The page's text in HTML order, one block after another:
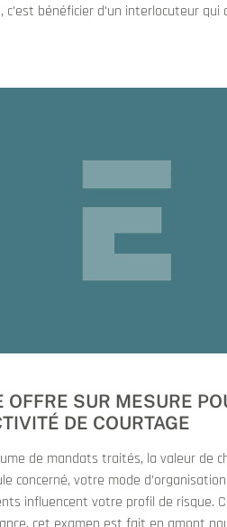
bénéficier d’un interlocuteur
OFFRE SUR MESURE
DE COURTAGE
de mandats traités, la valeur de
concerné, votre mode
influencent votre profil de risque.